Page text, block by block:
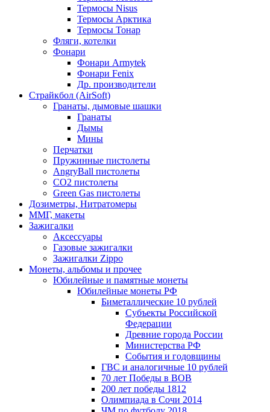
Термосы Nisus
Термосы Арктика
Термосы Тонар
Фляги, котелки
Фонари
Фонари Armytek
Фонари Fenix
Др. производители
Страйкбол (AirSoft)
Гранаты, дымовые шашки
Гранаты
Дымы
Мины
Перчатки
Пружинные пистолеты
AngryBall пистолеты
CO2 пистолеты
Green Gas пистолеты
Дозиметры, Нитратомеры
ММГ, макеты
Зажигалки
Аксессуары
Газовые зажигалки
Зажигалки Zippo
Монеты, альбомы и прочее
Юбилейные и памятные монеты
Юбилейные монеты РФ
Биметаллические 10 рублей
Субъекты Российской
Федерации
Древние города России
Министерства РФ
События и годовщины
ГВС и аналогичные 10 рублей
70 лет Победы в ВОВ
200 лет победы 1812
Олимпиада в Сочи 2014